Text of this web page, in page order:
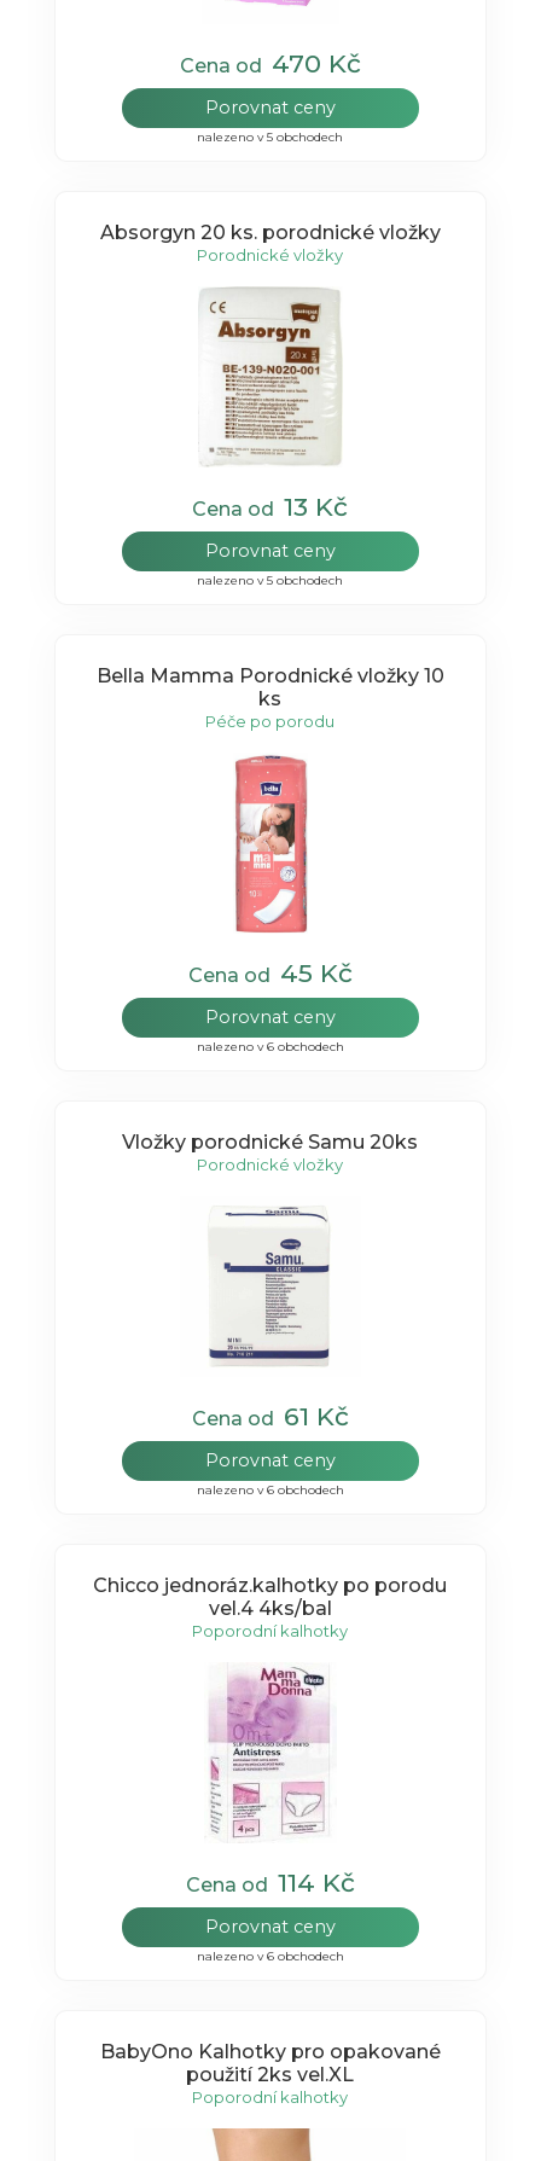
Cena od 470 Kč
Porovnat ceny
nalezeno v 5 obchodech
Absorgyn 20 ks. porodnické vložky
Porodnické vložky
Cena od13 Kč
Porovnat ceny
nalezeno v 5 obchodech
Bella Mamma Porodnické vložky 10
ks
Péče po porodu
Cena od 45 Kč
Porovnat ceny
nalezeno v 6 obchodech
Vložky porodnické Samu 20ks
Porodnické vložky
Cena od 61 Kč
Porovnat ceny
nalezeno v 6 obchodech
Chicco jednoráz.kalhotky po porodu
vel.4 4ks/bal
Poporodní kalhotky
Cena od 114 Kč
Porovnat ceny
nalezeno v 6 obchodech
BabyOno Kalhotky pro opakované
použití 2ks vel.XL
Poporodní kalhotky